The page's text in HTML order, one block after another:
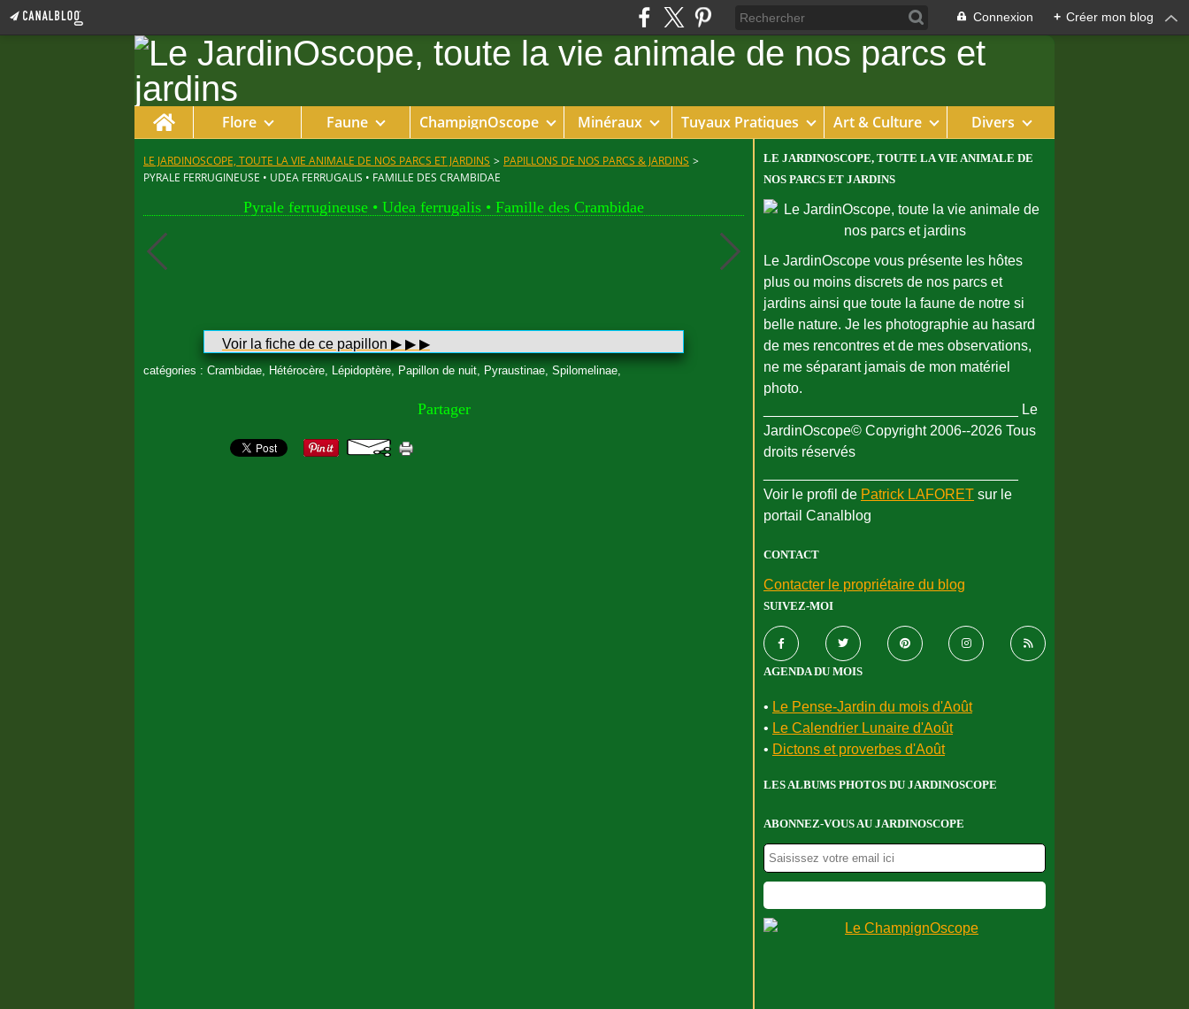
Connexion + Créer mon blog
Home Flore Faune ChampignOscope Minéraux Tuyaux Pratiques Art & Culture Divers
LE JARDINOSCOPE, TOUTE LA VIE ANIMALE DE NOS PARCS ET JARDINS > PAPILLONS DE NOS PARCS & JARDINS >
PYRALE FERRUGINEUSE • UDEA FERRUGALIS • FAMILLE DES CRAMBIDAE
Pyrale ferrugineuse • Udea ferrugalis • Famille des Crambidae
Voir la fiche de ce papillon ▶︎ ▶︎ ▶︎
catégories : Crambidae, Hétérocère, Lépidoptère, Papillon de nuit, Pyraustinae, Spilomelinae,
Partager
LE JARDINOSCOPE, TOUTE LA VIE ANIMALE DE
NOS PARCS ET JARDINS
Le JardinOscope vous présente les hôtes
plus ou moins discrets de nos parcs et
jardins ainsi que toute la faune de notre si
belle nature. Je les photographie au hasard
de mes rencontres et de mes observations,
ne me séparant jamais de mon matériel
photo.
________________________________ Le
JardinOscope© Copyright 2006--2026 Tous
droits réservés
Voir le profil de Patrick LAFORET sur le
portail Canalblog
CONTACT
Contacter le propriétaire du blog
SUIVEZ-MOI
AGENDA DU MOIS
• Le Pense-Jardin du mois d'Août
• Le Calendrier Lunaire d'Août
• Dictons et proverbes d'Août
LES ALBUMS PHOTOS DU JARDINOSCOPE
ABONNEZ-VOUS AU JARDINOSCOPE